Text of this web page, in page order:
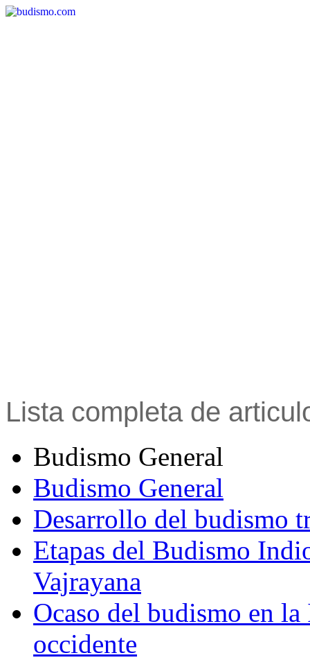
Lista completa de
Budismo General
Budismo General
Desarrollo del budismo
Etapas del Budismo
Vajrayana
Ocaso del budismo en
occidente